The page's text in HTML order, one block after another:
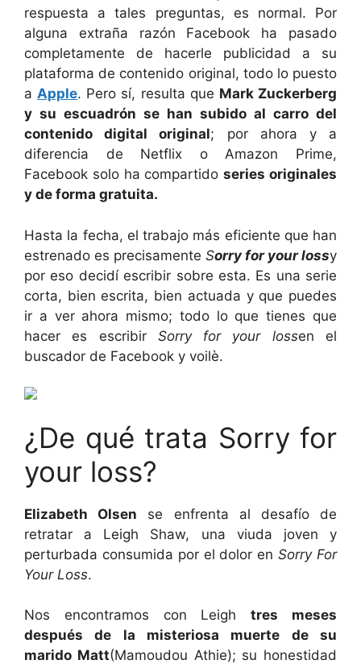
respuesta a tales preguntas, es normal. Por
alguna extraña razón Facebook ha pasado
completamente de hacerle publicidad a su
plataforma de contenido original, todo lo puesto
aApple. Pero sí, resulta que Mark Zuckerberg
y su escuadrón se han subido al carro del
contenido digital original; por ahora y a
diferencia de Netflix o Amazon Prime,
Facebook solo ha compartidoseries originales
y de forma gratuita.
Hasta la fecha, el trabajo más eficiente que han
estrenado es precisamente Sorry for your lossy
por eso decidí escribir sobre esta. Es una serie
corta, bien escrita, bien actuada y que puedes
ir a ver ahora mismo; todo lo que tienes que
hacer es escribir Sorry for your lossen el
buscador de Facebook y voilè.
¿De qué trata Sorry for
your loss?
Elizabeth Olsen se enfrenta al desafío de
retratar a Leigh Shaw, una viuda joven y
perturbada consumida por el dolor enSorry For
Your Loss.
Nos encontramos con Leightres meses
después de la misteriosa muerte de su
marido Matt(Mamoudou Athie); su honestidad